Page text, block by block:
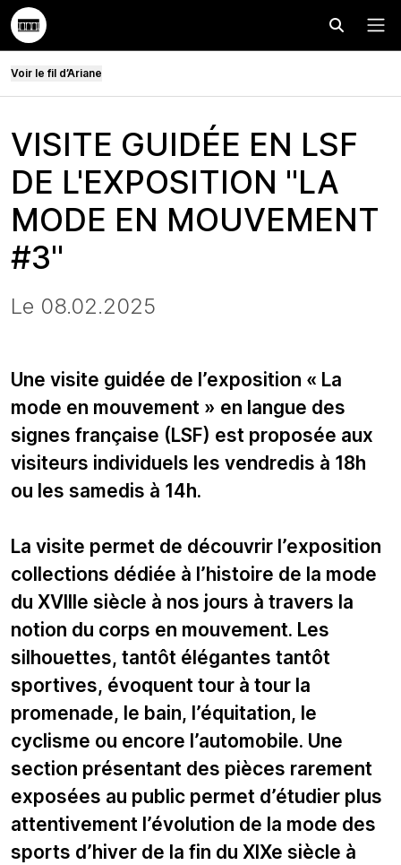
Voir le fil d’Ariane
VISITE GUIDÉE EN LSF
DE L'EXPOSITION "LA
MODE EN MOUVEMENT
#3"
Le 08.02.2025
Une visite guidée de l’exposition « La
mode en mouvement » en langue des
signes française (LSF) est proposée aux
visiteurs individuels les vendredis à 18h
ou les samedis à 14h.
La visite permet de découvrir l’exposition
collections dédiée à l’histoire de la mode
du XVIIIe siècle à nos jours à travers la
notion du corps en mouvement. Les
silhouettes, tantôt élégantes tantôt
sportives, évoquent tour à tour la
promenade, le bain, l’équitation, le
cyclisme ou encore l’automobile. Une
section présentant des pièces rarement
exposées au public permet d’étudier plus
attentivement l’évolution de la mode des
sports d’hiver de la fin du XIXe siècle à